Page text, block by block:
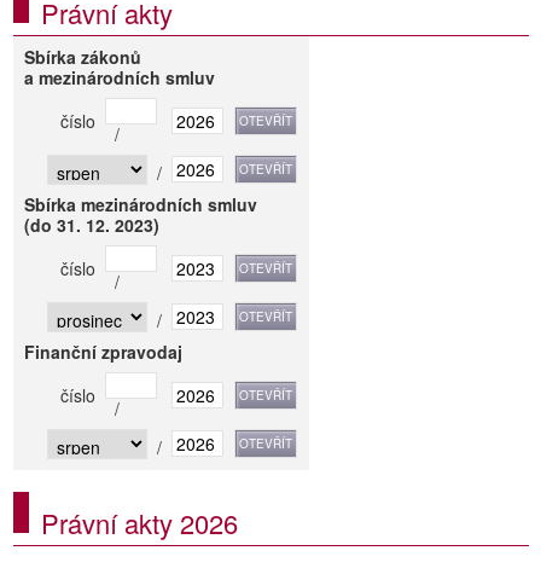
Právní akty
Sbírka zákonů
a mezinárodních smluv
číslo
/
/
Sbírka mezinárodních smluv
(do 31. 12. 2023)
číslo
/
/
Finanční zpravodaj
číslo
/
/
Právní akty 2026